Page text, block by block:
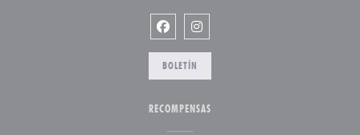
Facebook ((abre en una nueva
Instagram ((abre en una
BOLETÍN
RECOMPENSAS